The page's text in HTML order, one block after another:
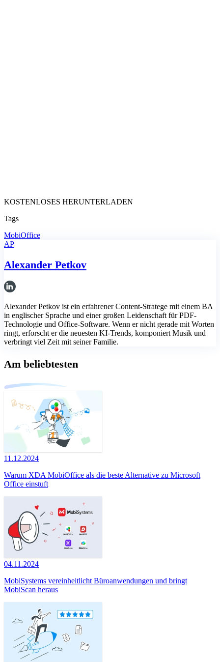
KOSTENLOSES HERUNTERLADEN
Tags
MobiOffice
AP
Alexander Petkov
Alexander Petkov ist ein erfahrener Content-Stratege mit einem BA
in englischer Sprache und einer großen Leidenschaft für PDF-
Technologie und Office-Software. Wenn er nicht gerade mit Worten
ringt, erforscht er die neuesten KI-Trends, komponiert Musik und
verbringt viel Zeit mit seiner Familie.
Am beliebtesten
11.12.2024
Warum XDA MobiOffice als die beste Alternative zu Microsoft
Office einstuft
04.11.2024
MobiSystems vereinheitlicht Büroanwendungen und bringt
MobiScan heraus